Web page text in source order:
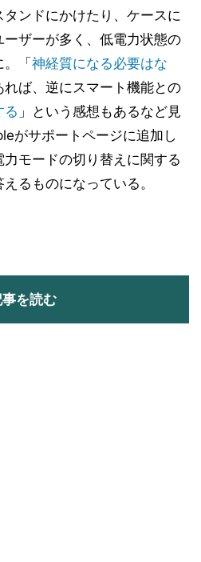
ンドにかけたり、ケースに
ザーが多く、低電力状態の
「 神経質になる必要はな
れば、逆にスマート機能との
る 」という感想もあるなど見
がサポートページに追加し
モードの切り替えに関する
るものになっている。
を読む